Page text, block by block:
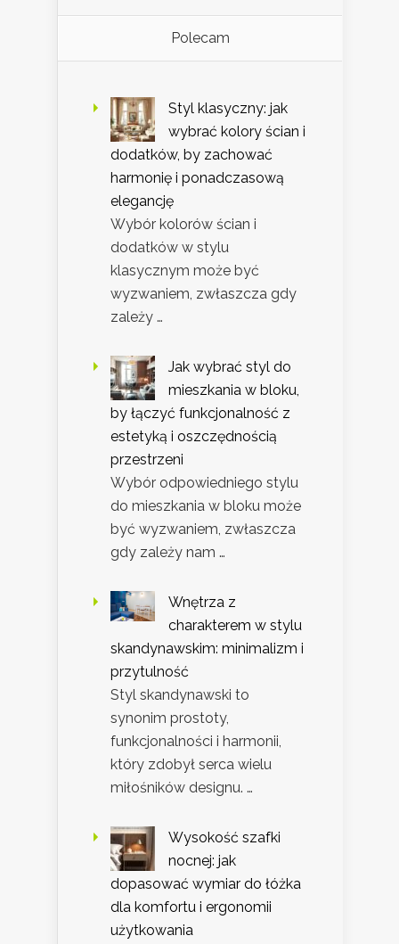
Polecam
Styl klasyczny: jak
wybrać kolory ścian i
dodatków, by zachować
harmonię i ponadczasową
elegancję
Wybór kolorów ścian i
dodatków w stylu
klasycznym może być
wyzwaniem, zwłaszcza gdy
zależy …
Jak wybrać styl do
mieszkania w bloku,
by łączyć funkcjonalność z
estetyką i oszczędnością
przestrzeni
Wybór odpowiedniego stylu
do mieszkania w bloku może
być wyzwaniem, zwłaszcza
gdy zależy nam …
Wnętrza z
charakterem w stylu
skandynawskim: minimalizm i
przytulność
Styl skandynawski to
synonim prostoty,
funkcjonalności i harmonii,
który zdobył serca wielu
miłośników designu. …
Wysokość szafki
nocnej: jak
dopasować wymiar do łóżka
dla komfortu i ergonomii
użytkowania